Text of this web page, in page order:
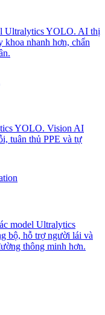
Ultralytics YOLO. AI thị
khoa nhanh hơn, chẩn
YOLO. Vision AI
tuân thủ PPE và tự
model Ultralytics
bộ, hỗ trợ người lái và
thông minh hơn.